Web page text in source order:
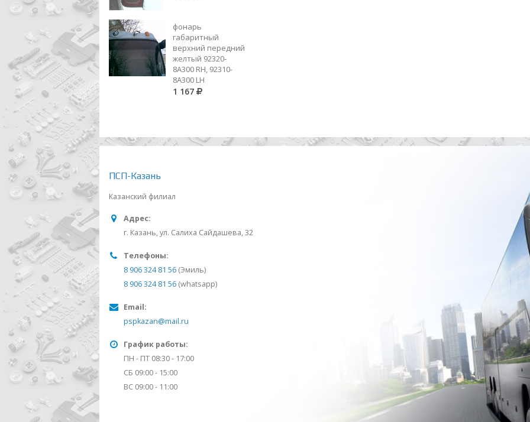
фонарь
габаритный
верхний передний
желтый 92320-
8A300 RH, 92310-
8А300 LH
1 167
ПСП-Казань
Казанский филиал
Адрес:
г. Казань, ул. Салиха Сайдашева, 32
Телефоны:
8 906 324 81 56 (Эмиль)
8 906 324 81 56 (whatsapp)
Email:
pspkazan@mail.ru
График работы:
ПН - ПТ 08:30 - 17:00
СБ 09:00 - 15:00
ВС 09:00 - 11:00